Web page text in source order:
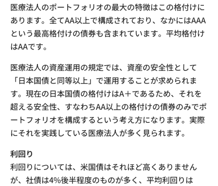
医療法人のポートフォリオの最大の特徴はこの格付けに
あります。全てAA以上で構成されており、なかにはAAA
という最高格付けの債券も含まれています。平均格付け
はAAです。
医療法人の資産運用の規定では、資産の安全性として
「日本国債と同等以上」で運用することが求められま
す。現在の日本国債の格付けはA＋であるため、それを
超える安全性、すなわちAA以上の格付けの債券のみでポ
ートフォリオを構成するという考え方になります。実際
にそれを実践している医療法人が多く見られます。
利回り
利回りについては、米国債はそれほど高くありません
が、社債は4%後半程度のものが多く、平均利回りは